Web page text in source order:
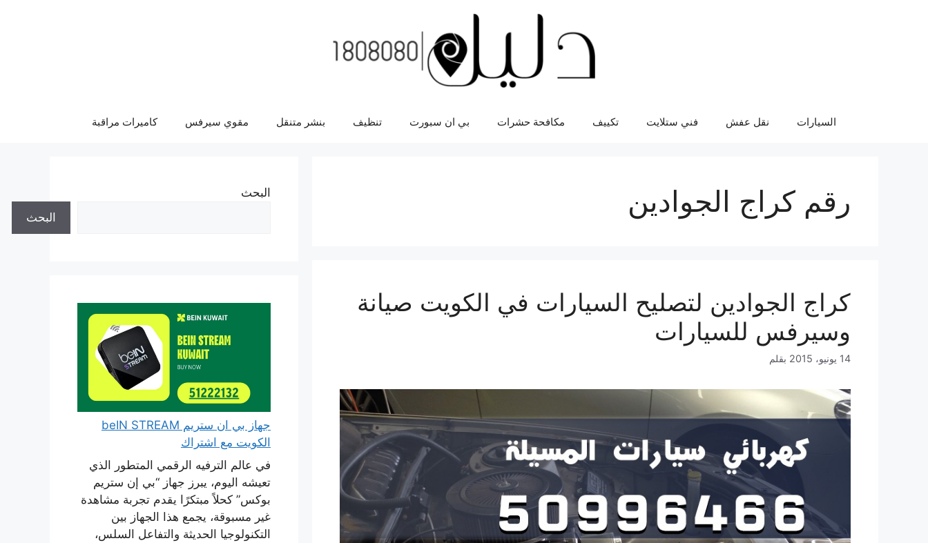
السيارات نقل عفش فني ستلايت تكييف مكافحة حشرات بي ان سبورت تنظيف بنشر متنقل مقوي سيرفس كاميرات مراقبة
رقم كراج الجوادين
كراج الجوادين لتصليح السيارات في الكويت صيانة
وسيرفس للسيارات
14 يونيو، 2015 بقلم
البحث
البحث
جهاز بي ان ستريم beIN STREAM
الكويت مع اشتراك
في عالم الترفيه الرقمي المتطور الذي
تعيشه اليوم، يبرز جهاز “بي إن ستريم
بوكس” كحلاً مبتكرًا يقدم تجربة مشاهدة
غير مسبوقة، يجمع هذا الجهاز بين
التكنولوجيا الحديثة والتفاعل السلس،